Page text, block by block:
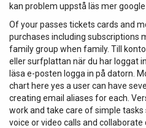
kan problem uppstå läs mer
Of your passes tickets cards and
purchases including subscriptions
family group when family. Till
eller surfplattan när du har loggat
läsa e-posten logga in på datorn.
chart here yes a user can have
creating email aliases for each.
work and take care of simple tasks
voice or video calls and